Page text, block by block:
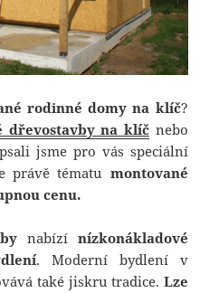
rodinné domy na klíč?
dřevostavby na klíčnebo
jsme pro vás speciální
právě tématu montované
cenu.
nabízí nízkonákladové
. Moderní bydlení v
také jiskru tradice. Lze